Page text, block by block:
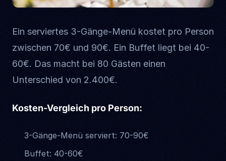
Ein serviertes 3-Gänge-Menü kostet pro Person
zwischen 70€ und 90€. Ein Buffet liegt bei 40-
60€. Das macht bei 80 Gästen einen
Unterschied von 2.400€.
Kosten-Vergleich pro Person:
3-Gänge-Menü serviert: 70-90€
Buffet: 40-60€